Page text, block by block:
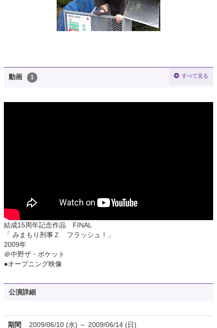
動画 1 すべて見る
結成15周年記念作品 FINAL
「 みまもり刑事Ｚ フラッシュ！」
2009年
＠中野ザ・ポケット
●オープニング映像
公演詳細
期間 2009/06/10 (水) ～ 2009/06/14 (日)